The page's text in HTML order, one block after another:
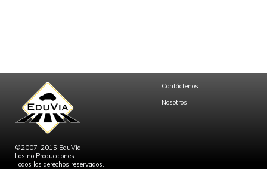
©2007-2015 EduVia
Losino Producciones
Todos los derechos reservados.
Contáctenos
Nosotros